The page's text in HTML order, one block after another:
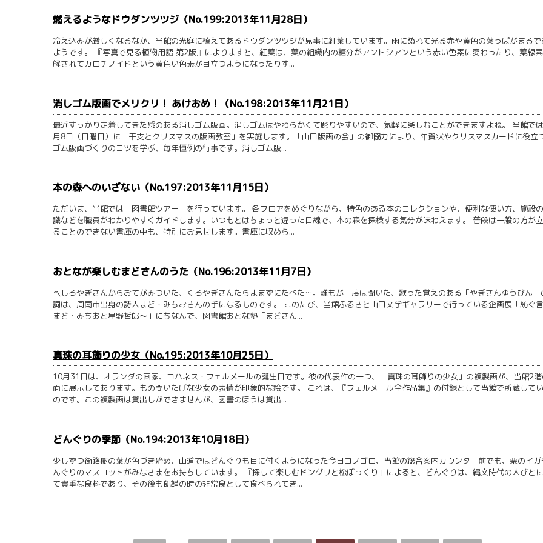
燃えるようなドウダンツツジ（No.199:2013年11月28日）
冷え込みが厳しくなるなか、当館の光庭に植えてあるドウダンツツジが見事に紅葉しています。雨にぬれて光る赤や黄色の葉っぱがまるで
ようです。 『写真で見る植物用語 第2版』によりますと、紅葉は、葉の組織内の糖分がアントシアンという赤い色素に変わったり、葉緑
解されてカロチノイドという黄色い色素が目立つようになったりす...
消しゴム版画でメリクリ！ あけおめ！（No.198:2013年11月21日）
最近すっかり定着してきた感のある消しゴム版画。消しゴムはやわらかくて彫りやすいので、気軽に楽しむことができますよね。 当館で
月8日（日曜日）に「干支とクリスマスの版画教室」を実施します。「山口版画の会」の御協力により、年賀状やクリスマスカードに役立
ゴム版画づくりのコツを学ぶ、毎年恒例の行事です。消しゴム版...
本の森へのいざない（No.197:2013年11月15日）
ただいま、当館では「図書館ツアー」を行っています。 各フロアをめぐりながら、特色のある本のコレクションや、便利な使い方、施設
識などを職員がわかりやすくガイドします。いつもとはちょっと違った目線で、本の森を探検する気分が味わえます。 普段は一般の方が
ることのできない書庫の中も、特別にお見せします。書庫に収めら...
おとなが楽しむまどさんのうた（No.196:2013年11月7日）
〽しろやぎさんからおてがみついた、くろやぎさんたらよまずにたべた…。誰もが一度は聞いた、歌った覚えのある「やぎさんゆうびん」
詞は、周南市出身の詩人まど・みちおさんの手になるものです。 このたび、当館ふるさと山口文学ギャラリーで行っている企画展「紡ぐ
まど・みちおと星野哲郎～」にちなんで、図書館おとな塾「まどさん...
真珠の耳飾りの少女（No.195:2013年10月25日）
10月31日は、オランダの画家、ヨハネス・フェルメールの誕生日です。彼の代表作の一つ、「真珠の耳飾りの少女」の複製画が、当館2
面に展示してあります。もの問いたげな少女の表情が印象的な絵です。 これは、『フェルメール全作品集』の付録として当館で所蔵して
のです。この複製画は貸出しができませんが、図書のほうは貸出...
どんぐりの季節（No.194:2013年10月18日）
少しずつ街路樹の葉が色づき始め、山道ではどんぐりも目に付くようになった今日コノゴロ、当館の総合案内カウンター前でも、栗のイガ
んぐりのマスコットがみなさまをお持ちしています。 『探して楽しむドングリと松ぼっくり』によると、どんぐりは、縄文時代の人びと
て貴重な食料であり、その後も飢饉の時の非常食として食べられてき...